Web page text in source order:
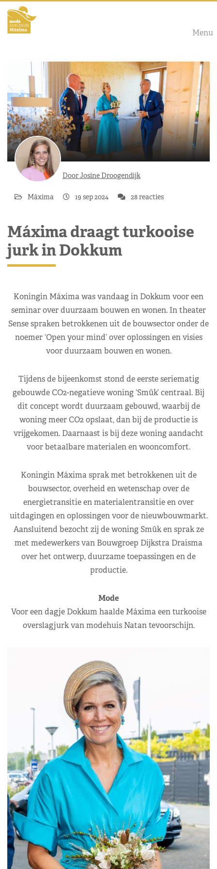
Menu
Door Josine Droogendijk
Máxima 19 sep 2024 28 reacties
Máxima draagt turkooise
jurk in Dokkum
Koningin Máxima was vandaag in Dokkum voor een
seminar over duurzaam bouwen en wonen. In theater
Sense spraken betrokkenen uit de bouwsector onder de
noemer ‘Open your mind’ over oplossingen en visies
voor duurzaam bouwen en wonen.
Tijdens de bijeenkomst stond de eerste seriematig
gebouwde CO2-negatieve woning ‘Smûk’ centraal. Bij
dit concept wordt duurzaam gebouwd, waarbij de
woning meer CO2 opslaat, dan bij de productie is
vrijgekomen. Daarnaast is bij deze woning aandacht
voor betaalbare materialen en wooncomfort.
Koningin Máxima sprak met betrokkenen uit de
bouwsector, overheid en wetenschap over de
energietransitie en materialentransitie en over
uitdagingen en oplossingen voor de nieuwbouwmarkt.
Aansluitend bezocht zij de woning Smûk en sprak ze
met medewerkers van Bouwgroep Dijkstra Draisma
over het ontwerp, duurzame toepassingen en de
productie.
Mode
Voor een dagje Dokkum haalde Máxima een turkooise
overslagjurk van modehuis Natan tevoorschijn.